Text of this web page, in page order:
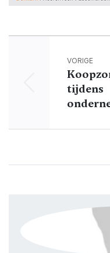
VORIGE
tijdens